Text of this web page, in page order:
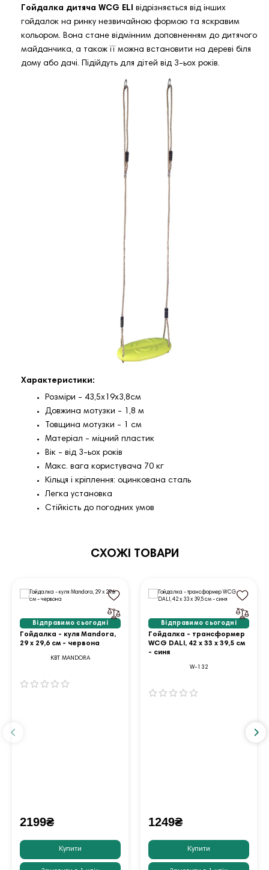
Гойдалка дитяча WCG ELI відрізняється від інших
гойдалок на ринку незвичайною формою та яскравим
кольором. Вона стане відмінним доповненням до дитячого
майданчика, а також її можна встановити на дереві біля
дому або дачі. Підійдуть для дітей від 3-ьох років.
Характеристики:
Розміри - 43,5х19х3,8см
Довжина мотузки - 1,8 м
Товщина мотузки - 1 см
Матеріал - міцний пластик
Вік - від 3-ьох років
Макс. вага користувача 70 кг
Кільця і ​​кріплення: оцинкована сталь
Легка установка
Стійкість до погодних умов
СХОЖІ ТОВАРИ
Відправимо сьогодні
Гойдалка - куля Mandora,
29 х 29,6 см - червона
KBT MANDORA
2199₴
Купити
Відправимо сьогодні
Гойдалка - трансформер
WCG DALI, 42 х 33 х 39,5 см
- синя
W-132
1249₴
Купити